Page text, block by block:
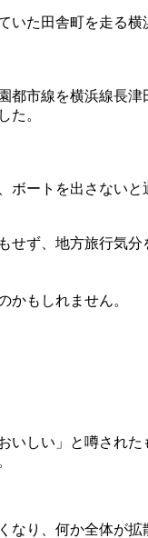
た田舎町を走る
市線を横浜線長津
た。
ートを出さないと
ず、地方旅行気分
もしれません。
しい」と噂された
り、何か全体が